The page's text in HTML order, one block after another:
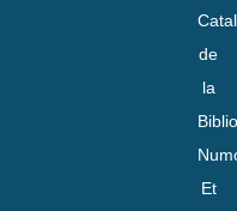
de
la
Et